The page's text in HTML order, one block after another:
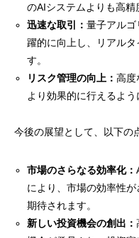
のAIシステムよりも高精
迅速な取引：量子アル
躍的に向上し、リアル
す。
リスク管理の向上：高度
より効果的に行えるよう
今後の展望として、以下の
市場のさらなる効率化：
により、市場の効率性
期待されます。
新しい投資機会の創出：